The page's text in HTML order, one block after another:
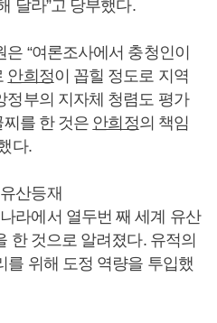
달라”고 당부했다.
“여론조사에서 충청인이
안희정이 꼽힐 정도로 지역
정부의 지자체 청렴도 평가
를 한 것은 안희정의 책임
다.
산등재
라에서 열두번 째 세계 유산
한 것으로 알려졌다. 유적의
를 위해 도정 역량을 투입했